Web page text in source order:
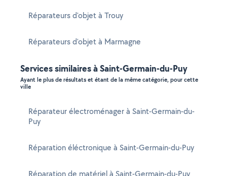
Réparateurs d'objet à Trouy
Réparateurs d'objet à Marmagne
Services similaires à Saint-Germain-du-Puy
Ayant le plus de résultats et étant de la même catégorie, pour cette
ville
Réparateur électroménager à Saint-Germain-du-
Puy
Réparation éléctronique à Saint-Germain-du-Puy
Réparation de matériel à Saint-Germain-du-Puy